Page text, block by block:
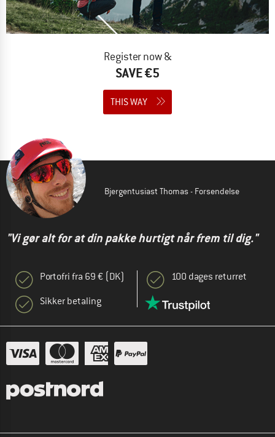
Register now &
SAVE €5
THIS WAY
Bjergentusiast Thomas - Forsendelse
"Vi gør alt for at din pakke hurtigt når frem til dig."
Portofri fra 69 € (DK)
Sikker betaling
100 dages returret